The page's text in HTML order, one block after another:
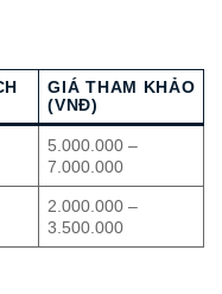
GIÁ THAM KHẢO
(VNĐ)
5.000.000 –
7.000.000
2.000.000 –
3.500.000